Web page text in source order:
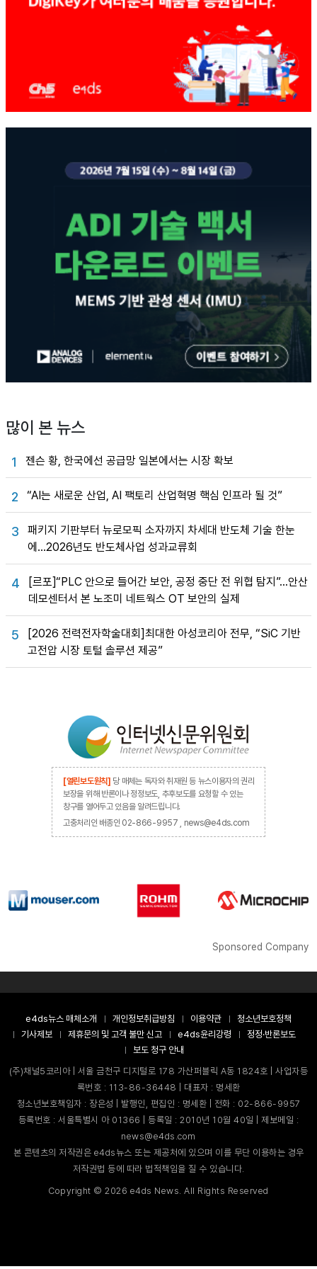
많이 본 뉴스
1 젠슨 황, 한국에선 공급망 일본에서는 시장 확보
2 “AI는 새로운 산업, AI 팩토리 산업혁명 핵심 인프라 될 것”
3
패키지 기판부터 뉴로모픽 소자까지 차세대 반도체 기술 한눈
에…2026년도 반도체사업 성과교류회
4
[르포]“PLC 안으로 들어간 보안, 공정 중단 전 위협 탐지”…안산
데모센터서 본 노조미 네트웍스 OT 보안의 실제
5
[2026 전력전자학술대회]최대한 아성코리아 전무, “SiC 기반
고전압 시장 토털 솔루션 제공”
[열린보도원칙] 당 매체는 독자와 취재원 등 뉴스이용자의 권리
보장을 위해 반론이나 정정보도, 추후보도를 요청할 수 있는
창구를 열어두고 있음을 알려드립니다.
고충처리인 배종인 02-866-9957 , news@e4ds.com
Sponsored Company
e4ds뉴스 매체소개 개인정보취급방침 이용약관
청소년보호정책
기사제보
제휴문의 및 고객 불만 신고 e4ds윤리강령
정정·반론보도
보도 청구 안내
(주)채널5코리아 | 서울 금천구 디지털로 178 가산퍼블릭 A동 1824호 | 사업자등
록번호 : 113-86-36448 | 대표자 : 명세환
청소년보호책임자 : 장은성 | 발행인, 편집인 : 명세환 | 전화 : 02-866-9957
등록번호 : 서울특별시 아 01366 | 등록일 : 2010년 10월 40일 | 제보메일 :
news@e4ds.com
본 콘텐츠의 저작권은 e4ds뉴스 또는 제공처에 있으며 이를 무단 이용하는 경우
저작권법 등에 따라 법적책임을 질 수 있습니다.
Copyright ©2026 e4ds News. All Rights Reserved